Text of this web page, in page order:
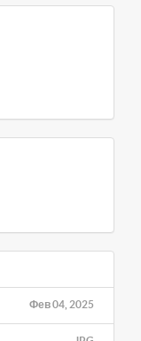
Фев 04, 2025